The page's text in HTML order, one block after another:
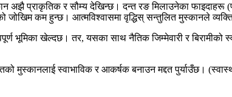
अझै प्राकृतिक र सौम्य देखिन्छ। दन्त रङ मिलाउनेका
जोखिम कम हुन्छ। आत्मविश्वासमा वृद्धिस् सन्तुलित मुस्कानले
भूमिका खेल्दछ। तर, यसका साथ नैतिक जिम्मेवारी र
मुस्कानलाई स्वाभाविक र आकर्षक बनाउन मद्दत पुर्याउँछ।